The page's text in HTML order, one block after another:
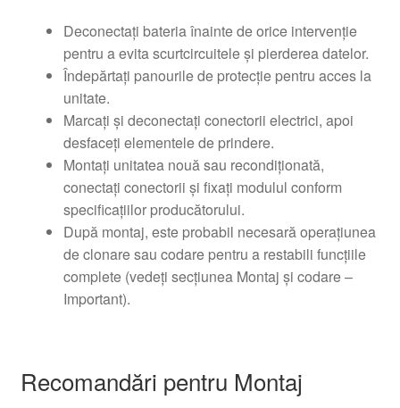
Deconectați bateria înainte de orice intervenție
pentru a evita scurtcircuitele și pierderea datelor.
Îndepărtați panourile de protecție pentru acces la
unitate.
Marcați și deconectați conectorii electrici, apoi
desfaceți elementele de prindere.
Montați unitatea nouă sau recondiționată,
conectați conectorii și fixați modulul conform
specificațiilor producătorului.
După montaj, este probabil necesară operațiunea
de clonare sau codare pentru a restabili funcțiile
complete (vedeți secțiunea Montaj și codare –
Important).
Recomandări pentru Montaj